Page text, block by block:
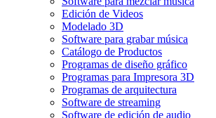
Edición de Videos
Modelado 3D
Software para grabar música
Catálogo de Productos
Programas de diseño gráfico
Programas para Impresora 3D
Programas de arquitectura
Software de streaming
Software de edición de audio